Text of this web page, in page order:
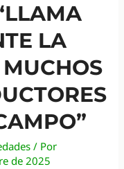
LA
/ Por
de 2025